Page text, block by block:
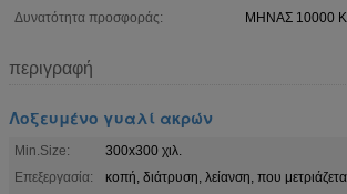
Δυνατότητα προσφοράς:
ΜΗΝΑΣ 10000
περιγραφή
Λοξευμένο γυαλί ακρών
Min.Size:
300x300 χιλ.
Επεξεργασία:
κοπή, διάτρυση, λείανση, που